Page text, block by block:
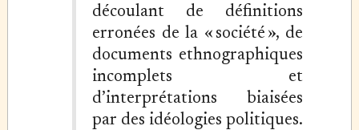
découlant de définitions
erronées de la « société », de
documents ethnographiques
incomplets et
d’interprétations biaisées
par des idéologies politiques.